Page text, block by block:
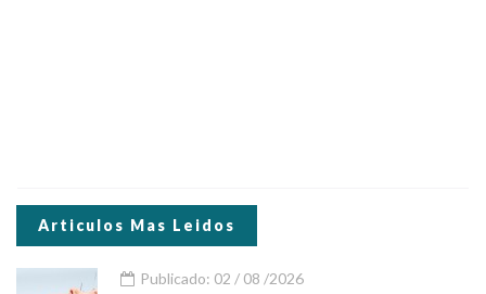
Articulos Mas Leidos
Publicado: 02 / 08 /2026